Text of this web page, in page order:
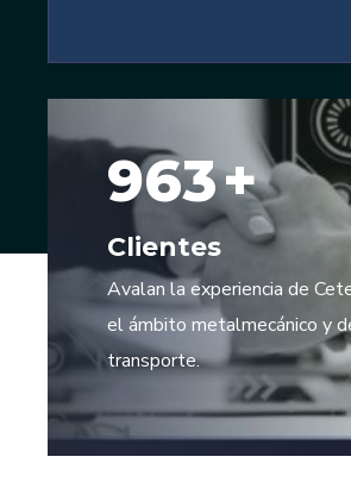
1000+
Clientes
Avalan la experiencia de
el ámbito metalmecánico y
transporte.